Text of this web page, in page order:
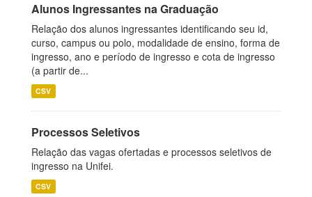
Alunos Ingressantes na Graduação
Relação dos alunos ingressantes identificando seu id,
curso, campus ou polo, modalidade de ensino, forma de
ingresso, ano e período de ingresso e cota de ingresso
(a partir de...
CSV
Processos Seletivos
Relação das vagas ofertadas e processos seletivos de
ingresso na Unifei.
CSV